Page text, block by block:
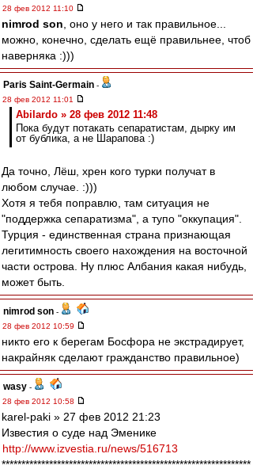
28 фев 2012 11:10
nimrod son , оно у него и так правильное...
можно, конечно, сделать ещё правильнее, чтоб
наверняка :)))
Paris Saint-Germain -
28 фев 2012 11:01
Abilardo » 28 фев 2012 11:48
Пока будут потакать сепаратистам, дырку им
от бублика, а не Шарапова :)
Да точно, Лёш, хрен кого турки получат в
любом случае. :)))
Хотя я тебя поправлю, там ситуация не
"поддержка сепаратизма", а тупо "оккупация".
Турция - единственная страна признающая
легитимность своего нахождения на восточной
части острова. Ну плюс Албания какая нибудь,
может быть.
nimrod son -
28 фев 2012 10:59
никто его к берегам Босфора не экстрадирует,
накрайняк сделают гражданство правильное)
wasy -
28 фев 2012 10:58
karel-paki » 27 фев 2012 21:23
Известия о суде над Эменике
http://www.izvestia.ru/news/516713
***************************************************************